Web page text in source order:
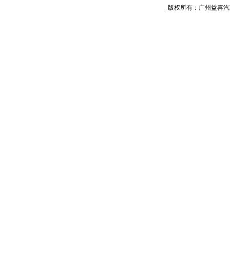
版权所有：广州益喜